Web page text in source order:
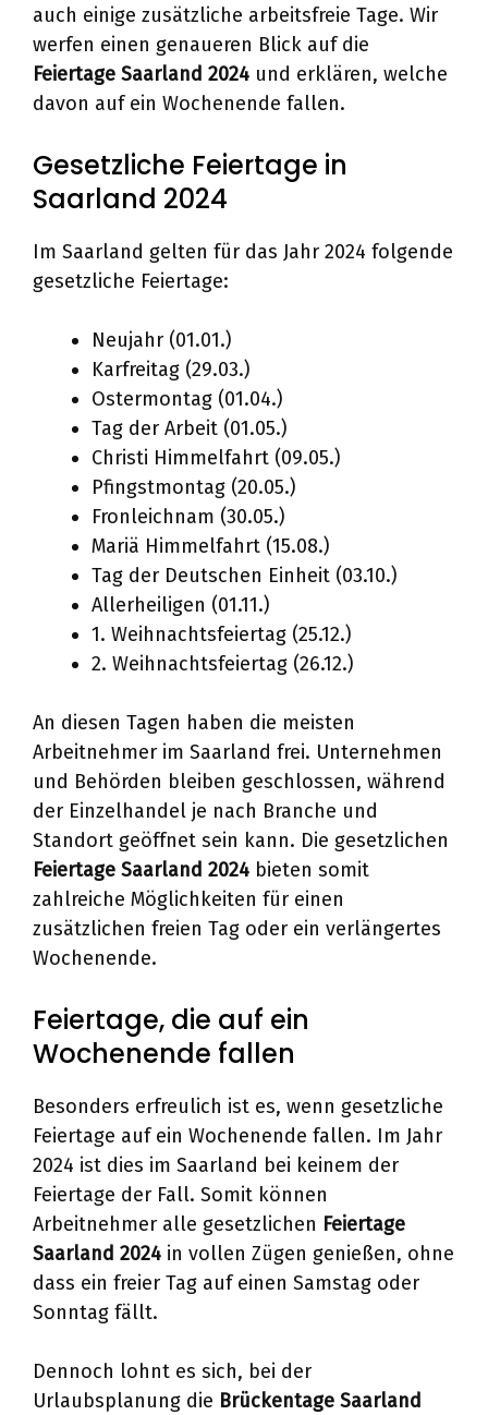
auch einige zusätzliche arbeitsfreie Tage. Wir
werfen einen genaueren Blick auf die
Feiertage Saarland 2024 und erklären, welche
davon auf ein Wochenende fallen.
Gesetzliche Feiertage in
Saarland 2024
Im Saarland gelten für das Jahr 2024 folgende
gesetzliche Feiertage:
Neujahr (01.01.)
Karfreitag (29.03.)
Ostermontag (01.04.)
Tag der Arbeit (01.05.)
Christi Himmelfahrt (09.05.)
Pfingstmontag (20.05.)
Fronleichnam (30.05.)
Mariä Himmelfahrt (15.08.)
Tag der Deutschen Einheit (03.10.)
Allerheiligen (01.11.)
1. Weihnachtsfeiertag (25.12.)
2. Weihnachtsfeiertag (26.12.)
An diesen Tagen haben die meisten
Arbeitnehmer im Saarland frei. Unternehmen
und Behörden bleiben geschlossen, während
der Einzelhandel je nach Branche und
Standort geöffnet sein kann. Die gesetzlichen
Feiertage Saarland 2024 bieten somit
zahlreiche Möglichkeiten für einen
zusätzlichen freien Tag oder ein verlängertes
Wochenende.
Feiertage, die auf ein
Wochenende fallen
Besonders erfreulich ist es, wenn gesetzliche
Feiertage auf ein Wochenende fallen. Im Jahr
2024 ist dies im Saarland bei keinem der
Feiertage der Fall. Somit können
Arbeitnehmer alle gesetzlichen Feiertage
Saarland 2024 in vollen Zügen genießen, ohne
dass ein freier Tag auf einen Samstag oder
Sonntag fällt.
Dennoch lohnt es sich, bei der
Urlaubsplanung die Brückentage Saarland